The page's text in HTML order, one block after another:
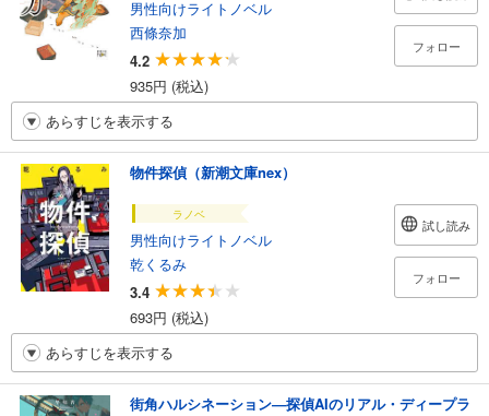
男性向けライトノベル
西條奈加
4.2
935円 (税込)
フォロー
あらすじを表示する
物件探偵（新潮文庫nex）
ラノベ
男性向けライトノベル
乾くるみ
3.4
693円 (税込)
試し読み
フォロー
あらすじを表示する
街角ハルシネーション―探偵AIのリアル・ディープラ